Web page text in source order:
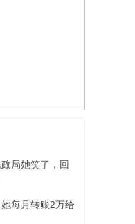
局她笑了，回
每月转账2万给